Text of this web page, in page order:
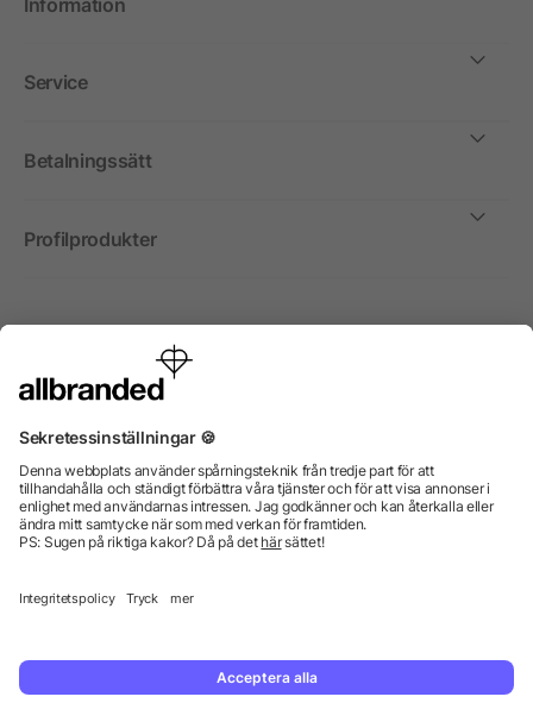
Information
Service
Betalningssätt
Profilprodukter
Internationellt
enbart till företag, institutioner, föreningar och
© 2026 allbranded GmbH.